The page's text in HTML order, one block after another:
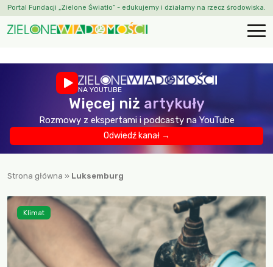
Portal Fundacji „Zielone Światło” - edukujemy i działamy na rzecz środowiska.
NA YOUTUBE
Więcej niż artykuły
Rozmowy z ekspertami i podcasty na YouTube
Odwiedź kanał →
Strona główna » Luksemburg
Klimat